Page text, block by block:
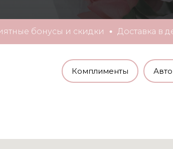
бонусы и скидки Доставка
Комплименты